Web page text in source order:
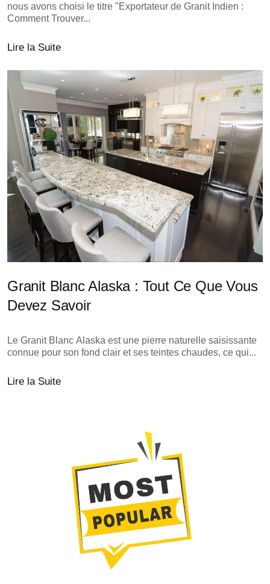
nous avons choisi le titre "Exportateur de Granit Indien :
Comment Trouver...
Lire la Suite
Granit Blanc Alaska : Tout Ce Que Vous
Devez Savoir
Le Granit Blanc Alaska est une pierre naturelle saisissante
connue pour son fond clair et ses teintes chaudes, ce qui...
Lire la Suite